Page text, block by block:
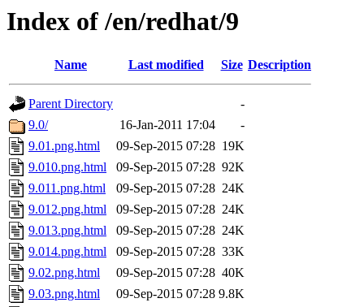
Index of /en/redhat/9
Name Last modified Size Description
Parent Directory
-
9.0/
16-Jan-2011 17:04
-
9.01.png.html
09-Sep-2015 07:28 19K
9.010.png.html
09-Sep-2015 07:28 92K
9.011.png.html
09-Sep-2015 07:28 24K
9.012.png.html
09-Sep-2015 07:28 24K
9.013.png.html
09-Sep-2015 07:28 24K
9.014.png.html
09-Sep-2015 07:28 33K
9.02.png.html
09-Sep-2015 07:28 40K
9.03.png.html
09-Sep-2015 07:28 9.8K